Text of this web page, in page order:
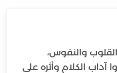
القلوب والنفوس،
آداب الكلام وأثره على